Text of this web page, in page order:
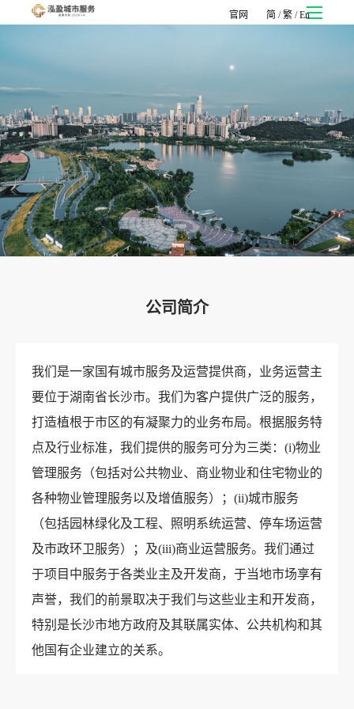
官网 简 /繁 /En
公司简介
我们是一家国有城市服务及运营提供商，业务运营主
要位于湖南省长沙市。我们为客户提供广泛的服务，
打造植根于市区的有凝聚力的业务布局。根据服务特
点及行业标准，我们提供的服务可分为三类：(i)物业
管理服务（包括对公共物业、商业物业和住宅物业的
各种物业管理服务以及增值服务）；(ii)城市服务
（包括园林绿化及工程、照明系统运营、停车场运营
及市政环卫服务）；及(iii)商业运营服务。我们通过
于项目中服务于各类业主及开发商，于当地市场享有
声誉，我们的前景取决于我们与这些业主和开发商，
特别是长沙市地方政府及其联属实体、公共机构和其
他国有企业建立的关系。